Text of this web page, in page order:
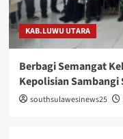
KAB.LUWU UTARA
Berbagi Semangat
Kepolisian Sambangi
southsulawesinews25